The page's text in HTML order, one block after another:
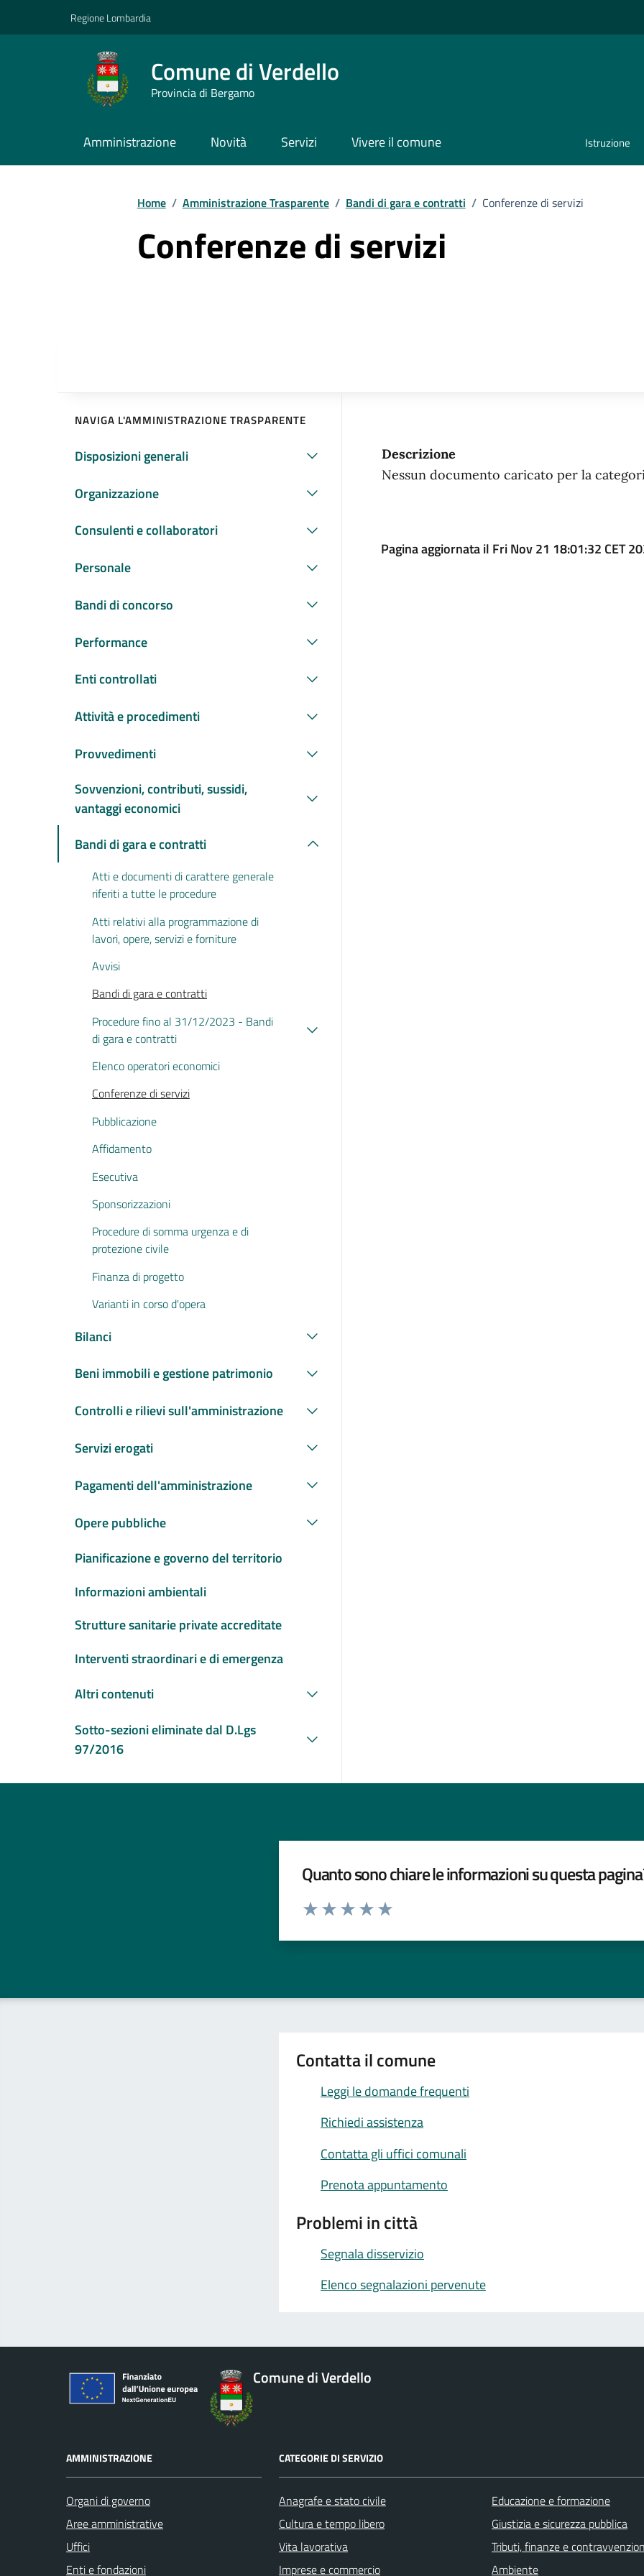
Regione Lombardia
Comune di Verdello
Provincia di Bergamo
Amministrazione Novità Servizi Vivere il comune Istruzione
Home / Amministrazione Trasparente / Bandi di gara e contratti / Conferenze di servizi
Conferenze di servizi
NAVIGA L'AMMINISTRAZIONE TRASPARENTE
Disposizioni generali
Organizzazione
Consulenti e collaboratori
Personale
Bandi di concorso
Performance
Enti controllati
Attività e procedimenti
Provvedimenti
Sovvenzioni, contributi, sussidi,
vantaggi economici
Bandi di gara e contratti
Atti e documenti di carattere generale
riferiti a tutte le procedure
Atti relativi alla programmazione di
lavori, opere, servizi e forniture
Avvisi
Bandi di gara e contratti
Procedure fino al 31/12/2023 - Bandi
di gara e contratti
Elenco operatori economici
Conferenze di servizi
Pubblicazione
Affidamento
Esecutiva
Sponsorizzazioni
Procedure di somma urgenza e di
protezione civile
Finanza di progetto
Varianti in corso d'opera
Bilanci
Beni immobili e gestione patrimonio
Controlli e rilievi sull'amministrazione
Servizi erogati
Pagamenti dell'amministrazione
Opere pubbliche
Pianificazione e governo del territorio
Informazioni ambientali
Strutture sanitarie private accreditate
Interventi straordinari e di emergenza
Altri contenuti
Sotto-sezioni eliminate dal D.Lgs
97/2016
Descrizione
Nessun documento caricato per la
Pagina aggiornata il Fri Nov 21 18:01:32 CET
Quanto sono chiare le informazioni su questa
Valuta da 1 a 5 stelle la pagina
Contatta il comune
Leggi le domande frequenti
Richiedi assistenza
Contatta gli uffici comunali
Prenota appuntamento
Problemi in città
Segnala disservizio
Elenco segnalazioni pervenute
Comune di Verdello
AMMINISTRAZIONE
Organi di governo
Aree amministrative
Uffici
Enti e fondazioni
CATEGORIE DI SERVIZIO
Anagrafe e stato civile
Cultura e tempo libero
Vita lavorativa
Imprese e commercio
Educazione e formazione
Giustizia e sicurezza pubblica
Tributi, finanze e
Ambiente